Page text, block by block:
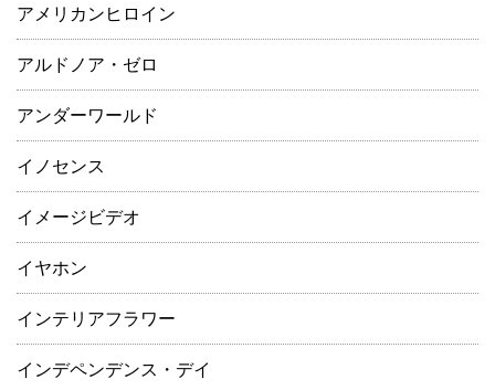
アメリカンヒロイン
アルドノア・ゼロ
アンダーワールド
イノセンス
イメージビデオ
イヤホン
インテリアフラワー
インデペンデンス・デイ